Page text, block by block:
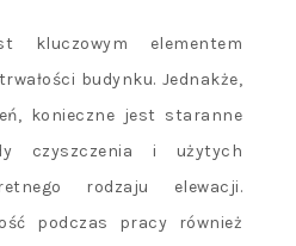
kluczowym elementem
budynku. Jednakże,
konieczne jest staranne
czyszczenia i użytych
rodzaju elewacji.
podczas pracy również